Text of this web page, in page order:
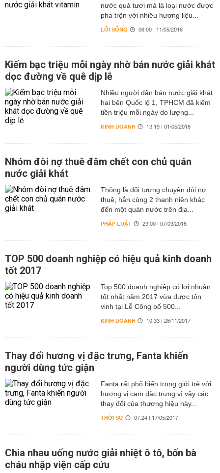
nước quả tươi mà là loại nước được
pha trộn với nhiều hương liệu...
LỐI SỐNG 06:00 | 11/05/2018
Kiếm bạc triệu mỗi ngày nhờ bán nước giải khát
dọc đường về quê dịp lễ
Nhiều người dân bán nước giải khát
hai bên Quốc lộ 1, TPHCM đã kiếm
tiền triệu mỗi ngày do lượng...
KINH DOANH 13:19 | 01/05/2018
Nhóm đòi nợ thuê đâm chết con chủ quán
nước giải khát
Thông là đối tượng chuyên đòi nợ
thuê, hắn cùng 2 thanh niên khác
đến một quán nước trên địa...
PHÁP LUẬT 23:00 | 07/03/2018
TOP 500 doanh nghiệp có hiệu quả kinh doanh
tốt 2017
Top 500 doanh nghiệp có lợi nhuận
tốt nhất năm 2017 vừa được tôn
vinh tại Lễ Công bố 500...
KINH DOANH 10:33 | 28/11/2017
Thay đổi hương vị đặc trưng, Fanta khiến
người dùng tức giận
Fanta rất phổ biến trong giới trẻ với
hương vị cam đặc trưng vì vậy các
thay đổi của thương hiệu này...
THỜI SỰ 07:24 | 17/05/2017
Chia nhau uống nước giải nhiệt ô tô, bốn bà
cháu nhập viện cấp cứu